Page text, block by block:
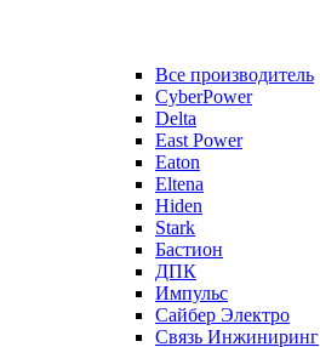
Все производитель
CyberPower
Delta
East Power
Eaton
Eltena
Hiden
Stark
Бастион
ДПК
Импульс
Сайбер Электро
Связь Инжиниринг